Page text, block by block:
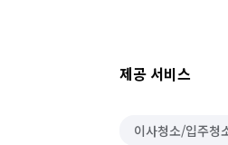
제공 서비스
이사청소/입주청